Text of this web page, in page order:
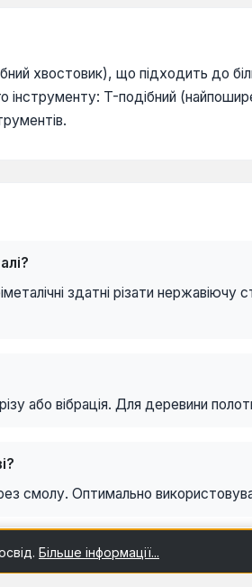
хвостовик), що підходить до
інструменту: T-подібний
здатні різати
або вібрація. Для деревини
смолу. Оптимально
Більше інформації...